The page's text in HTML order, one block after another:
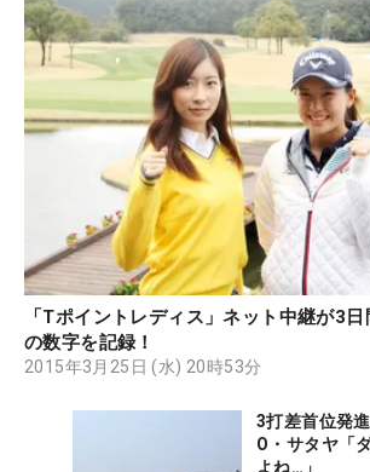
「Tポイントレディス」ネット中継が3
の数字を記録！
2015年3月25日 (水) 20時53分
3打差首位発
O・サタヤ「
よね…」